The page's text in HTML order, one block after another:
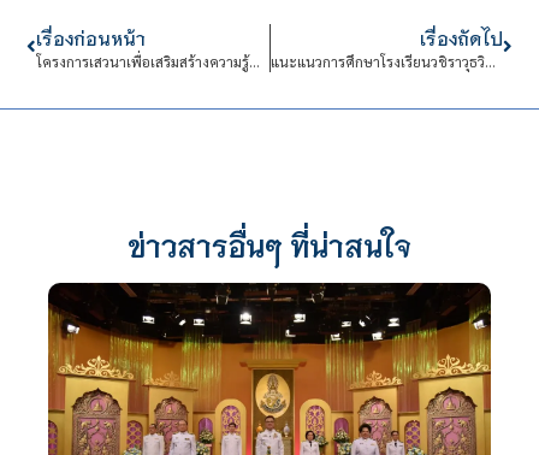
เรื่องก่อนหน้า
โครงการเสวนาเพื่อเสริมสร้างความรู้ความเข้าใจด้านธรรมาภิบาล
เรื่องถัดไป
แนะแนวการศึกษาโรงเรียนวชิราวุธวิทยาลัย
ข่าวสารอื่นๆ ที่น่าสนใจ